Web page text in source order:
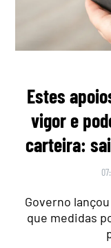
Estes
vigor e
carteira:
Governo
que medidas